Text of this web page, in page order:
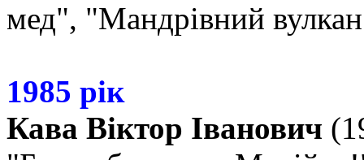
мед", "Мандрівний
1985 рік
Кава Віктор Іванович